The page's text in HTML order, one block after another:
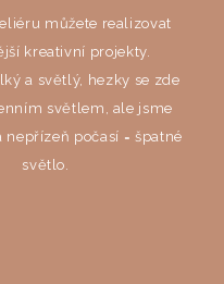
můžete realizovat
kreativní projekty.
a světlý, hezky se zde
světlem, ale jsme
nepřízeň počasí = špatné
světlo.